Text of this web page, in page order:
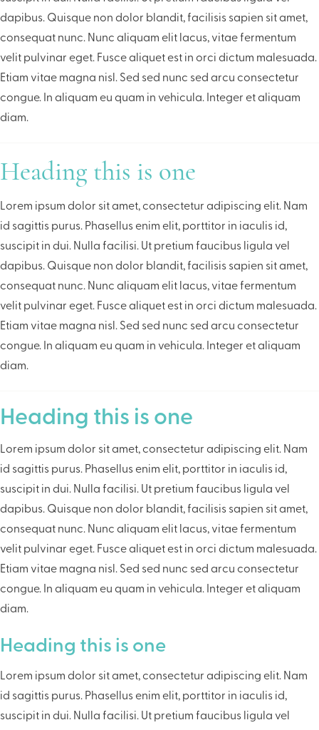
dapibus. Quisque non dolor blandit, facilisis sapien sit amet,
consequat nunc. Nunc aliquam elit lacus, vitae fermentum
velit pulvinar eget. Fusce aliquet est in orci dictum malesuada.
Etiam vitae magna nisl. Sed sed nunc sed arcu consectetur
congue. In aliquam eu quam in vehicula. Integer et aliquam
diam.
Heading this is one
Lorem ipsum dolor sit amet, consectetur adipiscing elit. Nam
id sagittis purus. Phasellus enim elit, porttitor in iaculis id,
suscipit in dui. Nulla facilisi. Ut pretium faucibus ligula vel
dapibus. Quisque non dolor blandit, facilisis sapien sit amet,
consequat nunc. Nunc aliquam elit lacus, vitae fermentum
velit pulvinar eget. Fusce aliquet est in orci dictum malesuada.
Etiam vitae magna nisl. Sed sed nunc sed arcu consectetur
congue. In aliquam eu quam in vehicula. Integer et aliquam
diam.
Heading this is one
Lorem ipsum dolor sit amet, consectetur adipiscing elit. Nam
id sagittis purus. Phasellus enim elit, porttitor in iaculis id,
suscipit in dui. Nulla facilisi. Ut pretium faucibus ligula vel
dapibus. Quisque non dolor blandit, facilisis sapien sit amet,
consequat nunc. Nunc aliquam elit lacus, vitae fermentum
velit pulvinar eget. Fusce aliquet est in orci dictum malesuada.
Etiam vitae magna nisl. Sed sed nunc sed arcu consectetur
congue. In aliquam eu quam in vehicula. Integer et aliquam
diam.
Heading this is one
Lorem ipsum dolor sit amet, consectetur adipiscing elit. Nam
id sagittis purus. Phasellus enim elit, porttitor in iaculis id,
suscipit in dui. Nulla facilisi. Ut pretium faucibus ligula vel